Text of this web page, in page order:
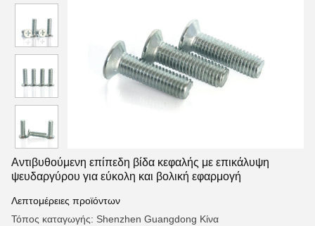
Αντιβυθούμενη επίπεδη βίδα κεφαλής με επικάλυψη
ψευδαργύρου για εύκολη και βολική εφαρμογή
Λεπτομέρειες προϊόντων
Τόπος καταγωγής: Shenzhen Guangdong Κίνα